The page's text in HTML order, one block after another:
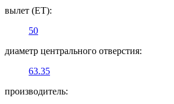
вылет (ET):
50
диаметр центрального отверстия:
63.35
производитель: